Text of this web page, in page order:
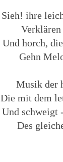
Sieh! ihre
Und horch,
Gehn
Musik der
Die mit dem
Und schweigt
Des